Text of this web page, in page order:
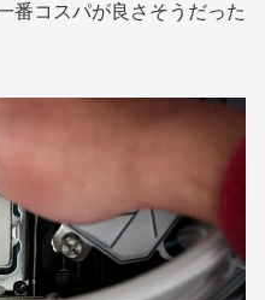
番コスパが良さそうだった